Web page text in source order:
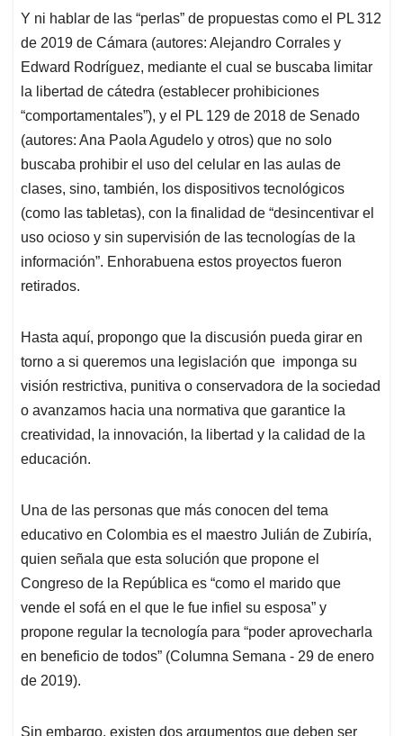
Y ni hablar de las “perlas” de propuestas como el PL 312
de 2019 de Cámara (autores: Alejandro Corrales y
Edward Rodríguez, mediante el cual se buscaba limitar
la libertad de cátedra (establecer prohibiciones
“comportamentales”), y el PL 129 de 2018 de Senado
(autores: Ana Paola Agudelo y otros) que no solo
buscaba prohibir el uso del celular en las aulas de
clases, sino, también, los dispositivos tecnológicos
(como las tabletas), con la finalidad de “desincentivar el
uso ocioso y sin supervisión de las tecnologías de la
información”. Enhorabuena estos proyectos fueron
retirados.
Hasta aquí, propongo que la discusión pueda girar en
torno a si queremos una legislación que imponga su
visión restrictiva, punitiva o conservadora de la sociedad
o avanzamos hacia una normativa que garantice la
creatividad, la innovación, la libertad y la calidad de la
educación.
Una de las personas que más conocen del tema
educativo en Colombia es el maestro Julián de Zubiría,
quien señala que esta solución que propone el
Congreso de la República es “como el marido que
vende el sofá en el que le fue infiel su esposa” y
propone regular la tecnología para “poder aprovecharla
en beneficio de todos” (Columna Semana - 29 de enero
de 2019).
Sin embargo, existen dos argumentos que deben ser